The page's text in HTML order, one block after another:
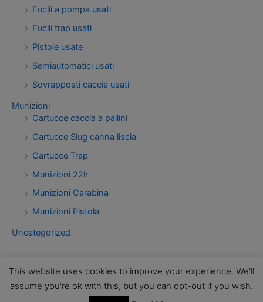
Fucili a pompa usati
Fucili trap usati
Pistole usate
Semiautomatici usati
Sovrapposti caccia usati
Munizioni
Cartucce caccia a pallini
Cartucce Slug canna liscia
Cartucce Trap
Munizioni 22lr
Munizioni Carabina
Munizioni Pistola
Uncategorized
This website uses cookies to improve your experience. We'll
assume you're ok with this, but you can opt-out if you wish.